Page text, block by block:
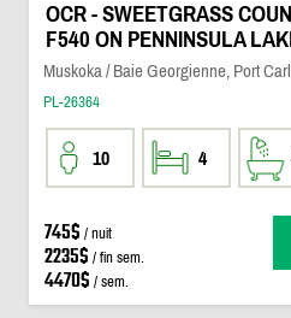
OCR - SWEETGRASS
F540 ON PENNINSULA
Muskoka / Baie Georgienne, Port
PL-26364
10 4
745$ / nuit
2235$ / fin sem.
4470$ / sem.